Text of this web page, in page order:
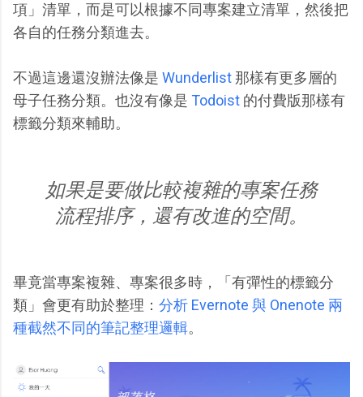
項」清單，而是可以根據不同專案建立清單，然後把
各自的任務分類進去。
不過這邊還沒辦法像是 Wunderlist 那樣有更多層的
母子任務分類。也沒有像是 Todoist 的付費版那樣有
標籤分類來輔助。
如果是要做比較複雜的專案任務
流程排序，還有改進的空間。
畢竟當專案複雜、專案很多時，「有彈性的標籤分
類」會更有助於整理： 分析 Evernote 與 Onenote 兩
種截然不同的筆記整理邏輯。